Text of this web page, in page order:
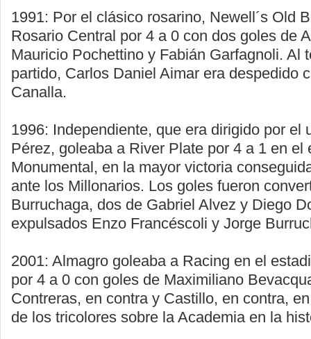
1991: Por el clásico rosarino, Newell´s Old
Rosario Central por 4 a 0 con dos goles de
Mauricio Pochettino y Fabián Garfagnoli. Al
partido, Carlos Daniel Aimar era despedido
Canalla.
1996: Independiente, que era dirigido por el
Pérez, goleaba a River Plate por 4 a 1 en el
Monumental, en la mayor victoria
ante los Millonarios. Los goles fueron
Burruchaga, dos de Gabriel Alvez y Diego
expulsados Enzo Francéscoli y Jorge
2001: Almagro goleaba a Racing en el
por 4 a 0 con goles de Maximiliano
Contreras, en contra y Castillo, en contra,
de los tricolores sobre la Academia en la